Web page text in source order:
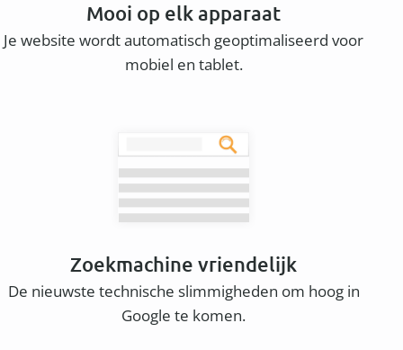
Mooi op elk apparaat
Je website wordt automatisch geoptimaliseerd voor
mobiel en tablet.
Zoekmachine vriendelijk
De nieuwste technische slimmigheden om hoog in
Google te komen.